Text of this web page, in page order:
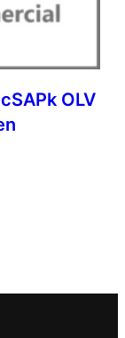
OLV